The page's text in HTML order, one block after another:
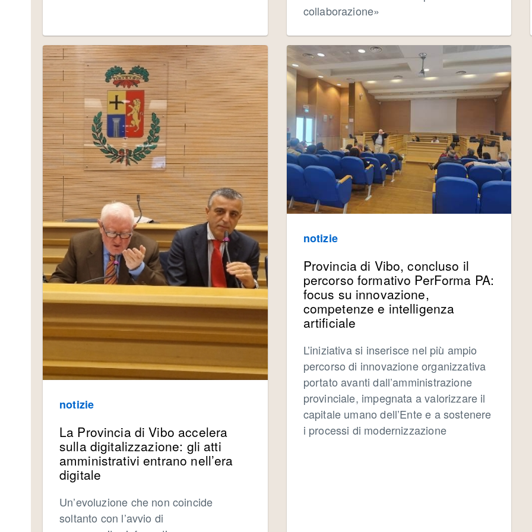
collaborazione»
notizie
La Provincia di Vibo accelera
sulla digitalizzazione: gli atti
amministrativi entrano nell’era
digitale
Un’evoluzione che non coincide
soltanto con l’avvio di
notizie
Provincia di Vibo, concluso il
percorso formativo PerForma PA:
focus su innovazione,
competenze e intelligenza
artificiale
L’iniziativa si inserisce nel più ampio
percorso di innovazione organizzativa
portato avanti dall’amministrazione
provinciale, impegnata a valorizzare il
capitale umano dell’Ente e a sostenere
i processi di modernizzazione